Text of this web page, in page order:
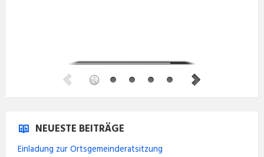
NEUESTE BEITRÄGE
Einladung zur Ortsgemeinderatsitzung